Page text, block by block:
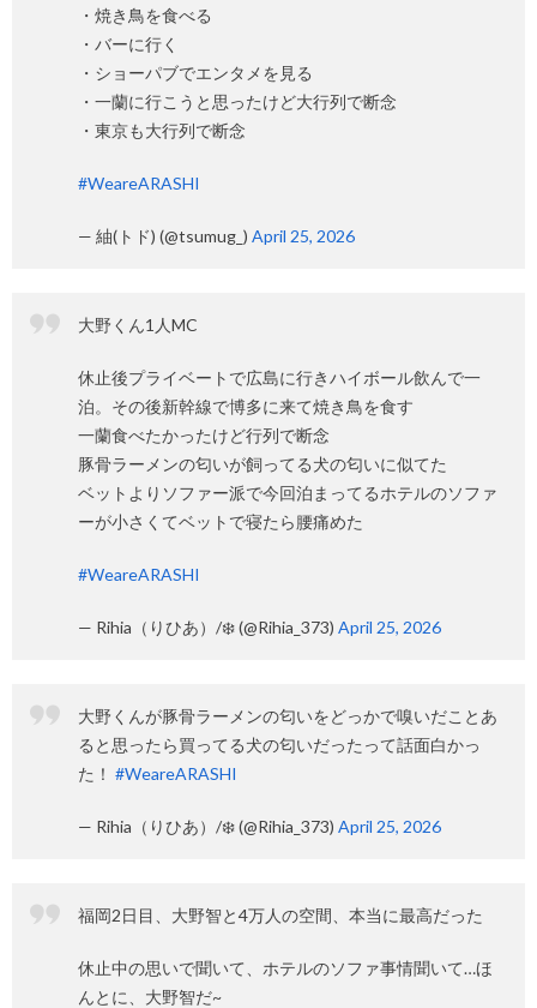
・焼き鳥を食べる
・バーに行く
・ショーパブでエンタメを見る
・一蘭に行こうと思ったけど大行列で断念
・東京も大行列で断念
#WeareARASHI
— 紬(トド) (@tsumug_) April 25, 2026
大野くん1人MC
休止後プライベートで広島に行きハイボール飲んで一
泊。その後新幹線で博多に来て焼き鳥を食す
一蘭食べたかったけど行列で断念
豚骨ラーメンの匂いが飼ってる犬の匂いに似てた
ベットよりソファー派で今回泊まってるホテルのソファ
ーが小さくてベットで寝たら腰痛めた
#WeareARASHI
— Rihia（りひあ）/❄️ (@Rihia_373) April 25, 2026
大野くんが豚骨ラーメンの匂いをどっかで嗅いだことあ
ると思ったら買ってる犬の匂いだったって話面白かっ
た！ #WeareARASHI
— Rihia（りひあ）/❄️ (@Rihia_373) April 25, 2026
福岡2日目、大野智と4万人の空間、本当に最高だった
休止中の思いで聞いて、ホテルのソファ事情聞いて…ほ
んとに、大野智だ~